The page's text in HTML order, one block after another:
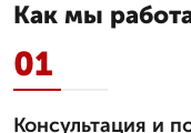
Как мы
01
Консультация и